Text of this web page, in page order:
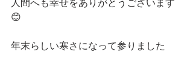
人間へも幸せをありがとうございます
😊
年末らしい寒さになって参りました